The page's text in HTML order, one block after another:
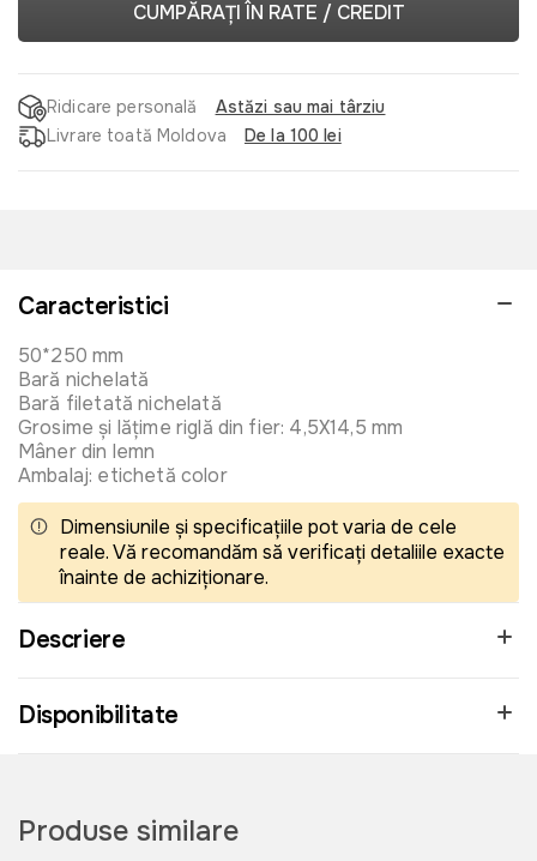
CUMPĂRAȚI ÎN RATE / CREDIT
Ridicare personală
Astăzi sau mai târziu
Livrare toată Moldova
De la 100 lei
Caracteristici
50*250 mm
Bară nichelată
Bară filetată nichelată
Grosime și lățime riglă din fier: 4,5X14,5 mm
Mâner din lemn
Ambalaj: etichetă color
Dimensiunile și specificațiile pot varia de cele
reale. Vă recomandăm să verificați detaliile exacte
înainte de achiziționare.
Descriere
Disponibilitate
Produse similare